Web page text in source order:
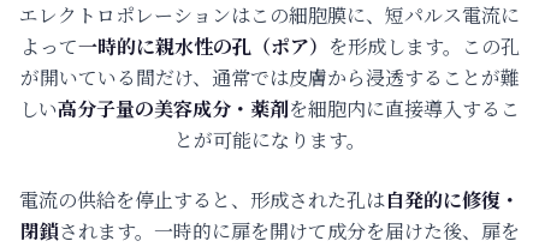
エレクトロポレーションはこの細胞膜に、短パルス電流に
よって一時的に親水性の孔（ポア） を形成します。この孔
が開いている間だけ、通常では皮膚から浸透することが難
しい高分子量の美容成分・薬剤を細胞内に直接導入するこ
とが可能になります。
電流の供給を停止すると、形成された孔は自発的に修復・
閉鎖されます。一時的に扉を開けて成分を届けた後、扉を